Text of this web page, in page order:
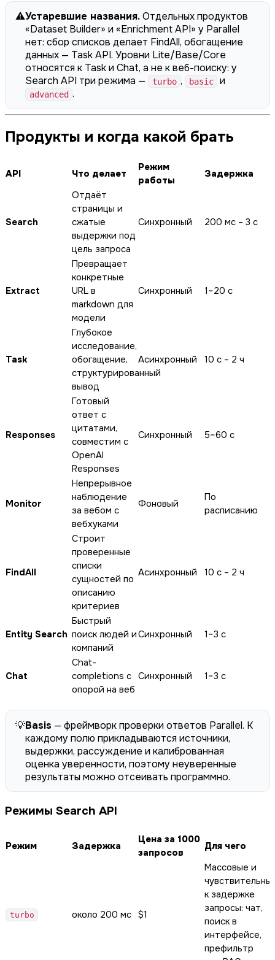
⚠️Устаревшие названия.Отдельных продуктов
«Dataset Builder» и «Enrichment API» у Parallel
нет: сбор списков делает FindAll, обогащение
данных — Task API. Уровни Lite/Base/Core
относятся к Task и Chat, а не к веб-поиску: у
Search API три режима —
turbo , basic и
advanced .
Продукты и когда какой брать
API Что делает
Режим
работы
Задержка
Search
Отдаёт
страницы и
сжатые
выдержки под
цель запроса
Синхронный 200 мс – 3 с
Extract
Превращает
конкретные
URL в
markdown для
модели
Синхронный 1–20 с
Task
Глубокое
исследование,
обогащение,
структурированный
вывод
Асинхронный 10 с – 2 ч
Responses
Готовый
ответ с
цитатами,
совместим с
OpenAI
Responses
Синхронный 5–60 с
Monitor
Непрерывное
наблюдение
за вебом с
вебхуками
Фоновый
По
расписанию
FindAll
Строит
проверенные
списки
сущностей по
описанию
критериев
Асинхронный 10 с – 2 ч
Entity Search
Быстрый
поиск людей и
компаний
Синхронный 1–3 с
Chat
Chat-
completions с
опорой на веб
Синхронный 1–3 с
💡Basis — фреймворк проверки ответов Parallel. К
каждому полю прикладываются источники,
выдержки, рассуждение и калиброванная
оценка уверенности, поэтому неуверенные
результаты можно отсеивать программно.
Режимы Search API
Режим Задержка
Цена за 1000
запросов
Для чего
turbo около 200 мс $1
Массовые и
к задержке
запросы: чат,
поиск в
интерфейсе,
префильтр